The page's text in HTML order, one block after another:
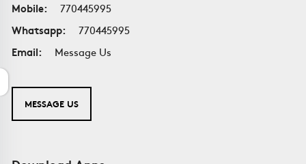
Mobile:
770445995
Whatsapp:
770445995
Email:
Message Us
MESSAGE US